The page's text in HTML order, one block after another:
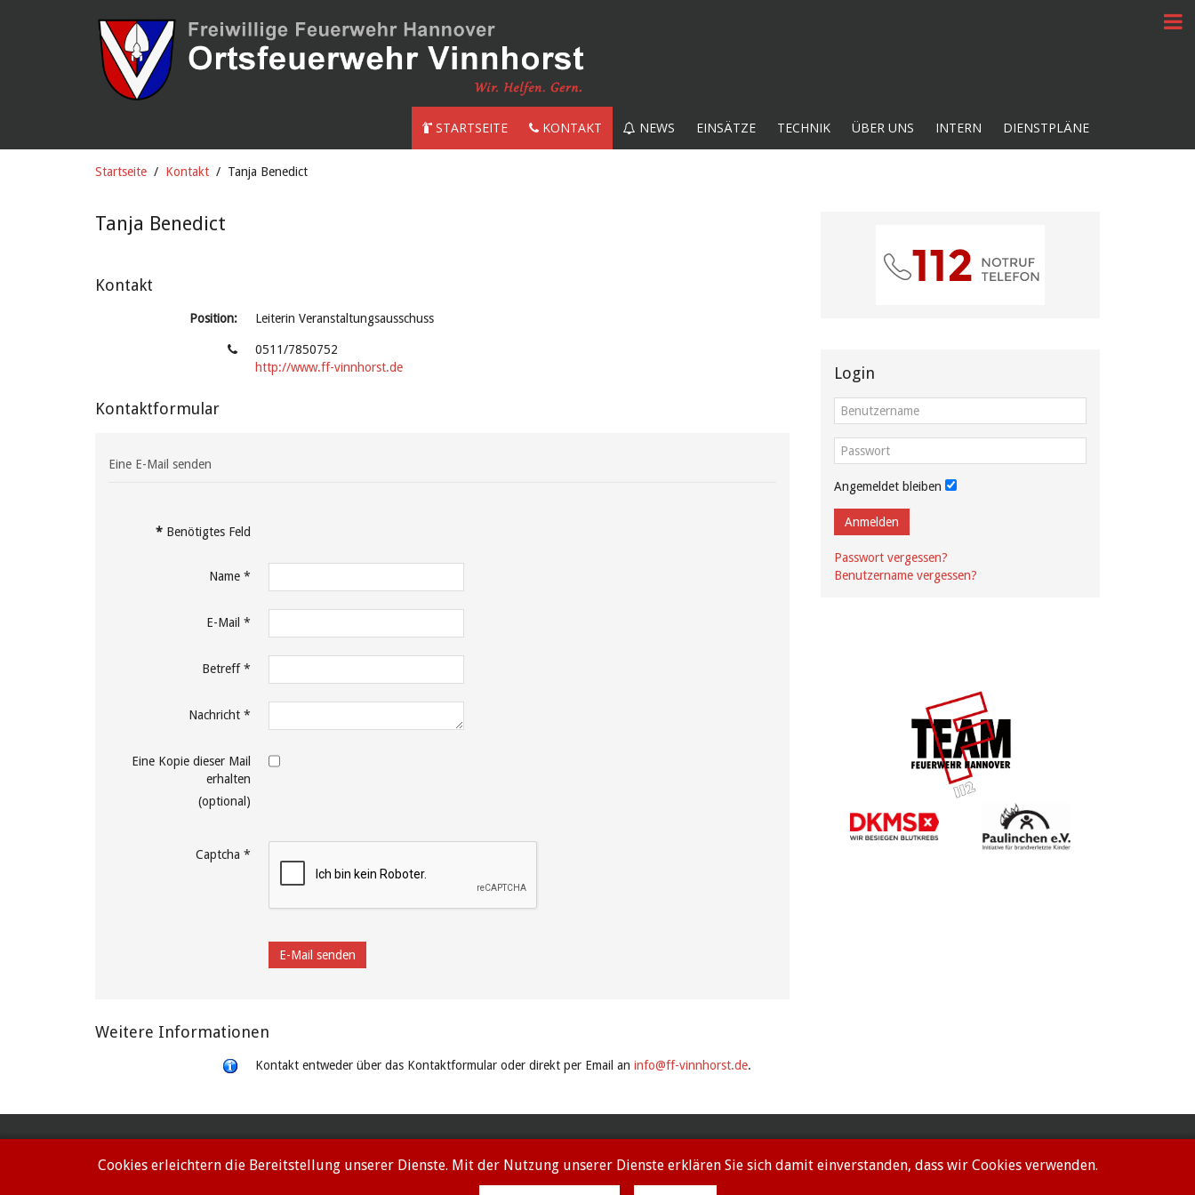
STARTSEITE KONTAKT NEWS EINSÄTZE TECHNIK ÜBER UNS INTERN DIENSTPLÄNE
Startseite Kontakt Tanja Benedict
Tanja Benedict
Kontakt
Position: Leiterin Veranstaltungsausschuss
0511/7850752
http://www.ff-vinnhorst.de
Kontaktformular
Eine E-Mail senden
* Benötigtes Feld
Name *
E-Mail *
Betreff*
Nachricht *
Eine Kopie dieser Mail
erhalten
(optional)
Captcha *
E-Mail senden
Weitere Informationen
Kontakt entweder über das Kontaktformular oder direkt per Email an info@ff-vinnhorst.de.
Login
Angemeldet bleiben
Anmelden
Passwort vergessen?
Benutzername vergessen?
Cookies erleichtern die Bereitstellung unserer Dienste. Mit der Nutzung unserer Dienste erklären Sie sich damit einverstanden, dass wir Cookies verwenden.